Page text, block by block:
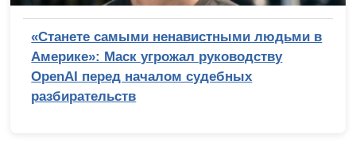
«Станете самыми ненавистными людьми в
Америке»: Маск угрожал руководству
OpenAI перед началом судебных
разбирательств